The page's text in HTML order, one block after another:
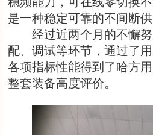
是一种稳定可靠的不间断供
经过近两个月的不懈
配、调试等环节，通过了
各项指标性能得到了哈方
整套装备高度评价。